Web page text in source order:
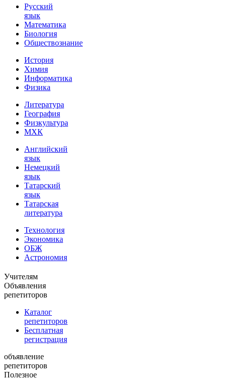
Русский
язык
Математика
Биология
Обществознание
История
Химия
Информатика
Физика
Литература
География
Физкультура
МХК
Английский
язык
Немецкий
язык
Татарский
язык
Татарская
литература
Технология
Экономика
ОБЖ
Астрономия
Учителям
Объявления
репетиторов
Каталог
репетиторов
Бесплатная
регистрация
объявление
репетиторов
Полезное